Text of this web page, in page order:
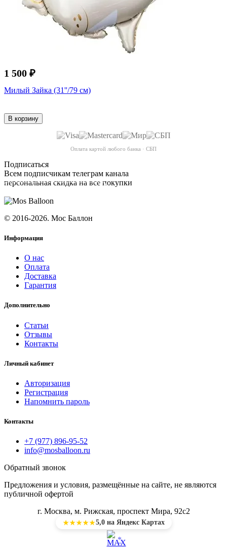
1 500 ₽
Милый Зайка (31''/79 см)
В корзину
Оплата картой любого банка · СБП
Подписаться
Всем подписчикам телеграм канала
персональная скидка на все покупки
© 2016-2026. Мос Баллон
Информация
О нас
Оплата
Доставка
Гарантия
Дополнительно
Статьи
Отзывы
Контакты
Личный кабинет
Авторизация
Регистрация
Напомнить пароль
Контакты
+7 (977) 896-95-52
info@mosballoon.ru
Обратный звонок
Предложения и условия, размещённые на сайте, не являются
публичной офертой
г. Москва, м. Рижская, проспект Мира, 92с2
★★★★★5,0 на Яндекс Картах
*